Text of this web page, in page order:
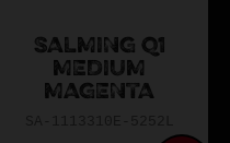
SALMING Q1
MEDIUM
MAGENTA